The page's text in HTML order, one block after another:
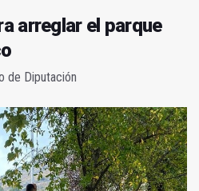
arreglar el parque
de Diputación